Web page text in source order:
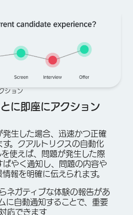
ション
に即座にアクション
生した場合、迅速かつ正確
。クアルトリクスの自動化
使えば、問題が発生した際
ばやく通知し、問題の内容や
報を明確に伝えられます。
ネガティブな体験の報告があ
に自動通知することで、重要
応できます